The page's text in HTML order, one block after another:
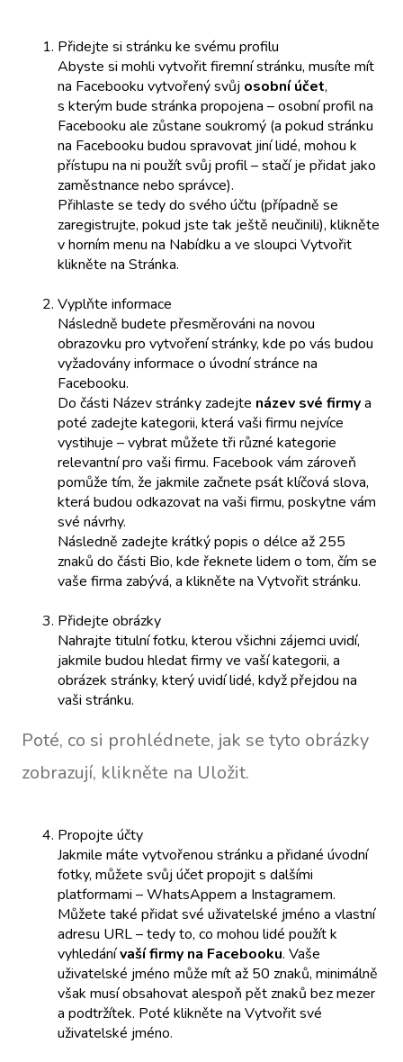
Přidejte si stránku ke svému profilu
Abyste si mohli vytvořit firemní stránku, musíte mít
na Facebooku vytvořený svůj osobní účet,
s kterým bude stránka propojena – osobní profil na
Facebooku ale zůstane soukromý (a pokud stránku
na Facebooku budou spravovat jiní lidé, mohou k
přístupu na ni použít svůj profil – stačí je přidat jako
zaměstnance nebo správce).
Přihlaste se tedy do svého účtu (případně se
zaregistrujte, pokud jste tak ještě neučinili), klikněte
v horním menu na Nabídku a ve sloupci Vytvořit
klikněte na Stránka.
Vyplňte informace
Následně budete přesměrováni na novou
obrazovku pro vytvoření stránky, kde po vás budou
vyžadovány informace o úvodní stránce na
Facebooku.
Do části Název stránky zadejte název své firmya
poté zadejte kategorii, která vaši firmu nejvíce
vystihuje – vybrat můžete tři různé kategorie
relevantní pro vaši firmu. Facebook vám zároveň
pomůže tím, že jakmile začnete psát klíčová slova,
která budou odkazovat na vaši firmu, poskytne vám
své návrhy.
Následně zadejte krátký popis o délce až 255
znaků do části Bio, kde řeknete lidem o tom, čím se
vaše firma zabývá, a klikněte na Vytvořit stránku.
Přidejte obrázky
Nahrajte titulní fotku, kterou všichni zájemci uvidí,
jakmile budou hledat firmy ve vaší kategorii, a
obrázek stránky, který uvidí lidé, když přejdou na
vaši stránku.
Poté, co si prohlédnete, jak se tyto obrázky
zobrazují, klikněte na Uložit.
Propojte účty
Jakmile máte vytvořenou stránku a přidané úvodní
fotky, můžete svůj účet propojit s dalšími
platformami – WhatsAppem a Instagramem.
Můžete také přidat své uživatelské jméno a vlastní
adresu URL – tedy to, co mohou lidé použít k
vyhledánívaší firmy na Facebooku. Vaše
uživatelské jméno může mít až 50 znaků, minimálně
však musí obsahovat alespoň pět znaků bez mezer
a podtržítek. Poté klikněte na Vytvořit své
uživatelské jméno.